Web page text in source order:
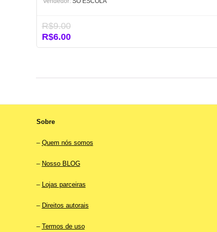
R$9.00
O
preço
R$9.00.
R$6.00O
preço
R$6.00.
Sobre
– Quem nós somos
– Nosso BLOG
– Lojas parceiras
– Direitos autorais
– Termos de uso